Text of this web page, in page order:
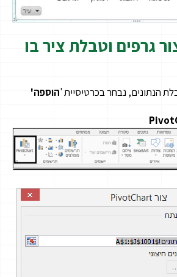
גרפים וטבלת ציר בו
הנתונים, נבחר בכרטיסיית 'הוספה'